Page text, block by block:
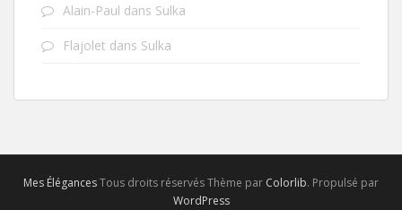
Alain-Paul dans Sulka
Flajolet dans Sulka
Mes ÉlégancesTous droits réservés Thème par Colorlib. Propulsé par
WordPress